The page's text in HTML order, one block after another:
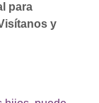
para
y